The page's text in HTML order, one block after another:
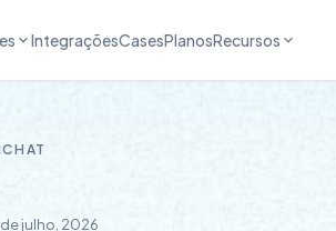
IntegraçõesCasesPlanosRecursos
julho, 2026